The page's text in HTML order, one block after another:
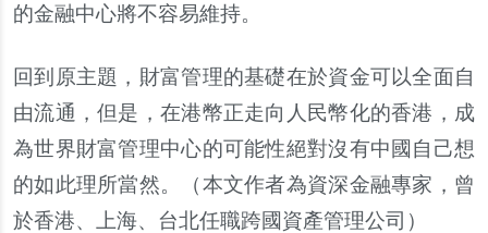
的金融中心將不容易維持。
回到原主題，財富管理的基礎在於資金可以全面自
由流通，但是，在港幣正走向人民幣化的香港，成
為世界財富管理中心的可能性絕對沒有中國自己想
的如此理所當然。（本文作者為資深金融專家，曾
於香港、上海、台北任職跨國資產管理公司）